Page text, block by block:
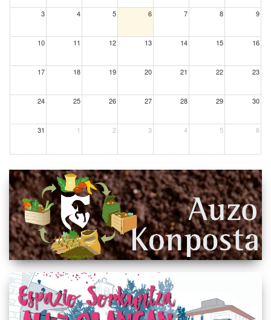
3 4 5 6 7 8 9
10 11 12 13 14 15 16
17 18 19 20 21 22 23
24 25 26 27 28 29 30
31 1 2 3 4 5 6